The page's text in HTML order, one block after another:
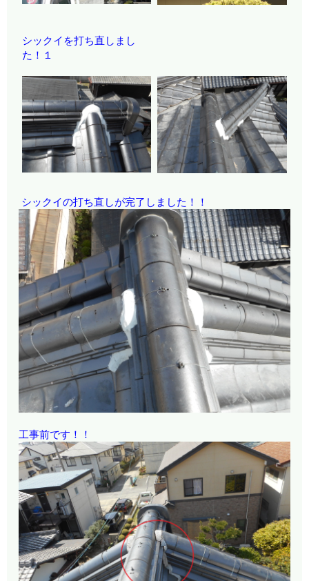
シックイを打ち直しまし
た！１
シックイの打ち直しが完了しました！！
工事前です！！